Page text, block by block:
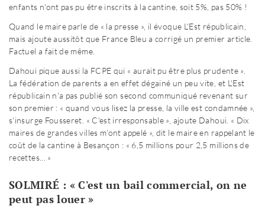
enfants n'ont pas pu être inscrits à la cantine, soit 5%, pas 50% !
Quand le maire parle de « la presse », il évoque L'Est républicain,
mais ajoute aussitôt que France Bleu a corrigé un premier article.
Factuel a fait de même.
Dahoui pique aussi la FCPE qui « aurait pu être plus prudente ».
La fédération de parents a en effet dégainé un peu vite, et L'Est
républicain n'a pas publié son second communiqué revenant sur
son premier : « quand vous lisez la presse, la ville est condamnée »,
s'insurge Fousseret. « C'est irresponsable », ajoute Dahoui. « Dix
maires de grandes villes m'ont appelé », dit le maire en rappelant le
coût de la cantine à Besançon : « 6,5 millions pour 2,5 millions de
recettes... »
SOLMIRÉ : « C'est un bail commercial, on ne
peut pas louer »